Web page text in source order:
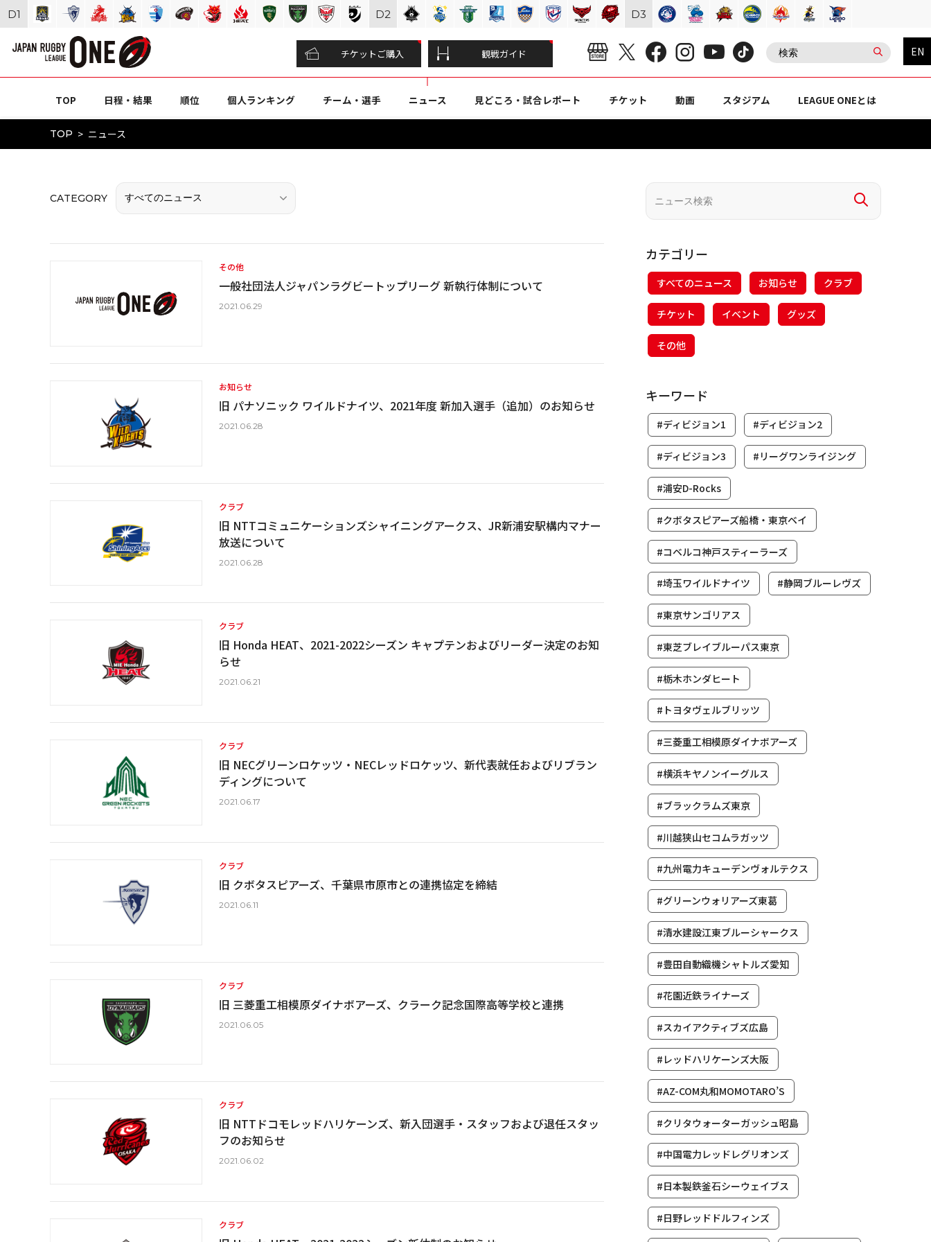
チケットご購入 観戦ガイド EN
TOP 日程・結果 順位 個人ランキング チーム・選手 ニュース 見どころ・試合レポート チケット 動画 スタジアム LEAGUE ONEとは
TOP ニュース
CATEGORY
その他
一般社団法人ジャパンラグビートップリーグ 新執行体制について
2021.06.29
お知らせ
旧 パナソニック ワイルドナイツ、2021年度 新加入選手（追加）のお知らせ
2021.06.28
クラブ
旧 NTTコミュニケーションズシャイニングアークス、JR新浦安駅構内マナー
放送について
2021.06.28
クラブ
旧 Honda HEAT、2021-2022シーズン キャプテンおよびリーダー決定のお知
らせ
2021.06.21
クラブ
旧 NECグリーンロケッツ・NECレッドロケッツ、新代表就任およびリブラン
ディングについて
2021.06.17
クラブ
旧 クボタスピアーズ、千葉県市原市との連携協定を締結
2021.06.11
クラブ
旧 三菱重工相模原ダイナボアーズ、クラーク記念国際高等学校と連携
2021.06.05
クラブ
旧 NTTドコモレッドハリケーンズ、新入団選手・スタッフおよび退任スタッ
フのお知らせ
2021.06.02
クラブ
カテゴリー
すべてのニュース お知らせ クラブ
チケット イベント グッズ
その他
キーワード
#ディビジョン1 #ディビジョン2
#ディビジョン3 #リーグワンライジング
#浦安D-Rocks
#クボタスピアーズ船橋・東京ベイ
#コベルコ神戸スティーラーズ
#埼玉ワイルドナイツ #静岡ブルーレヴズ
#東京サンゴリアス
#東芝ブレイブルーパス東京
#栃木ホンダヒート
#トヨタヴェルブリッツ
#三菱重工相模原ダイナボアーズ
#横浜キヤノンイーグルス
#ブラックラムズ東京
#川越狭山セコムラガッツ
#九州電力キューデンヴォルテクス
#グリーンウォリアーズ東葛
#清水建設江東ブルーシャークス
#豊田自動織機シャトルズ愛知
#花園近鉄ライナーズ
#スカイアクティブズ広島
#レッドハリケーンズ大阪
#AZ-COM丸和MOMOTARO’S
#クリタウォーターガッシュ昭島
#中国電力レッドレグリオンズ
#日本製鉄釜石シーウェイブス
#日野レッドドルフィンズ
D1 D2 D3